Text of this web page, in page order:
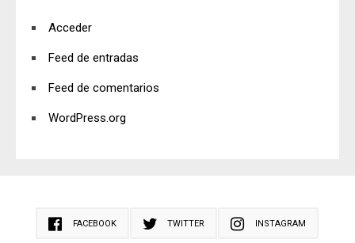
Acceder
Feed de entradas
Feed de comentarios
WordPress.org
FACEBOOK TWITTER INSTAGRAM